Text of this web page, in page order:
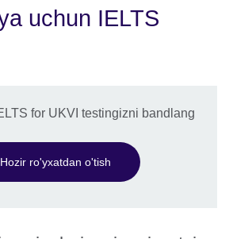
uchun IELTS
for UKVI testingizni bandlang
Hozir ro'yxatdan o'tish